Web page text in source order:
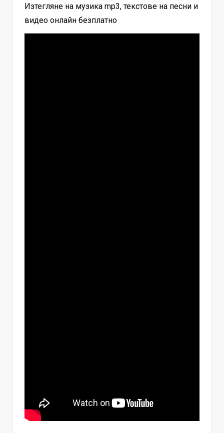
Изтегляне на музика mp3, текстове на песни и
видео онлайн безплатно